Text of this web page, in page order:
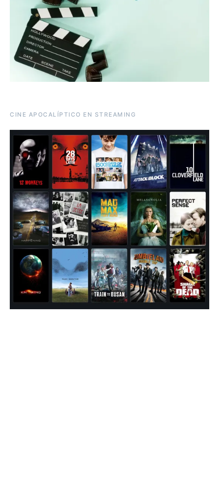
CINE APOCALÍPTICO EN STREAMING